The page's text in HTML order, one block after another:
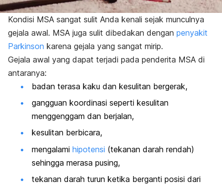
Kondisi MSA sangat sulit Anda kenali sejak munculnya
gejala awal. MSA juga sulit dibedakan dengan penyakit
Parkinson karena gejala yang sangat mirip.
Gejala awal yang dapat terjadi pada penderita MSA di
antaranya:
badan terasa kaku dan kesulitan bergerak,
gangguan koordinasi seperti kesulitan
menggenggam dan berjalan,
kesulitan berbicara,
mengalami hipotensi (tekanan darah rendah)
sehingga merasa pusing,
tekanan darah turun ketika berganti posisi dari